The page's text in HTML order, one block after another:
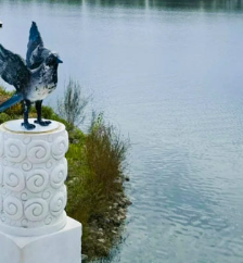
do các nghệ sỹ nổi
loại nhạc cụ dân tộc đặc
nay, Quý khách sẽ hiểu rõ